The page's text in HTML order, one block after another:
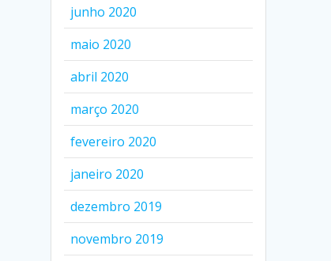
junho 2020
maio 2020
abril 2020
março 2020
fevereiro 2020
janeiro 2020
dezembro 2019
novembro 2019